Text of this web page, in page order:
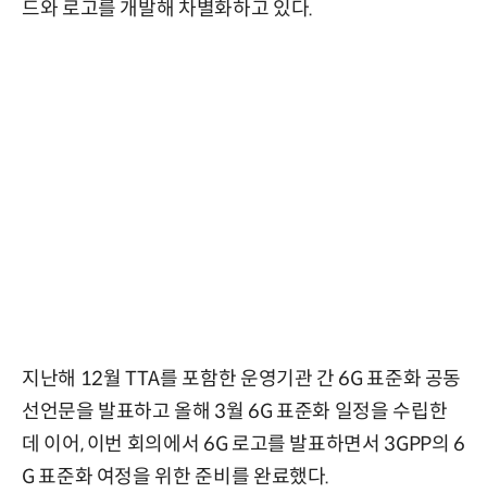
드와 로고를 개발해 차별화하고 있다.
지난해 12월 TTA를 포함한 운영기관 간 6G 표준화 공동
선언문을 발표하고 올해 3월 6G 표준화 일정을 수립한
데 이어, 이번 회의에서 6G 로고를 발표하면서 3GPP의 6
G 표준화 여정을 위한 준비를 완료했다.